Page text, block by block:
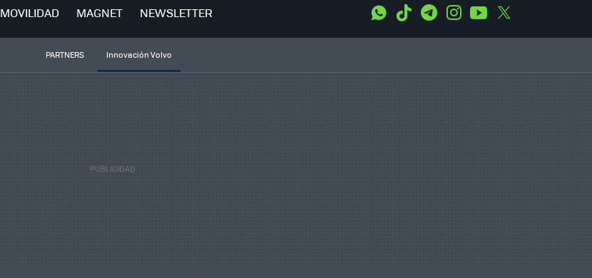
MOVILIDAD MAGNET NEWSLETTER WhatsApp
Tiktok TelegramInstagramYoutube
PARTNERS Innovación Volvo